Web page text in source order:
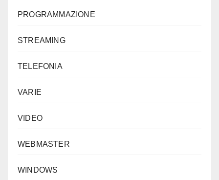
PROGRAMMAZIONE
STREAMING
TELEFONIA
VARIE
VIDEO
WEBMASTER
WINDOWS